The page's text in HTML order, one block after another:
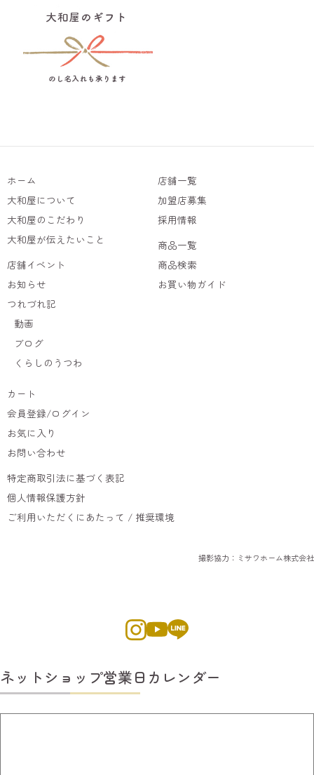
ホーム
大和屋について
大和屋のこだわり
大和屋が伝えたいこと
店舗イベント
お知らせ
つれづれ記
動画
ブログ
くらしのうつわ
店舗一覧
加盟店募集
採用情報
商品一覧
商品検索
お買い物ガイド
カート
会員登録/ログイン
お気に入り
お問い合わせ
特定商取引法に基づく表記
個人情報保護方針
ご利用いただくにあたって / 推奨環境
撮影協力：ミサワホーム株式会社
ネットショップ営業日カレンダー